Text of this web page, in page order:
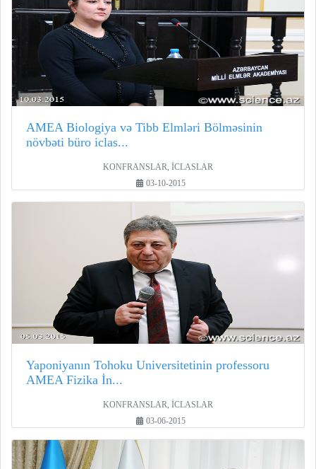
AMEA Biologiya və Tibb Elmləri Bölməsinin
növbəti büro iclas...
KONFRANSLAR, İCLASLAR
03-10-2015
Yaponiyanın Tohoku Universitetinin professoru
AMEA Fizika İn...
KONFRANSLAR, İCLASLAR
03-06-2015